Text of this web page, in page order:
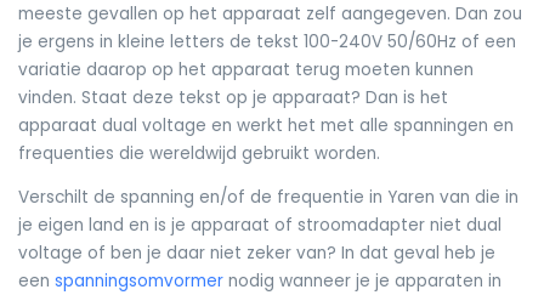
meeste gevallen op het apparaat zelf aangegeven. Dan zou
je ergens in kleine letters de tekst 100-240V 50/60Hz of een
variatie daarop op het apparaat terug moeten kunnen
vinden. Staat deze tekst op je apparaat? Dan is het
apparaat dual voltage en werkt het met alle spanningen en
frequenties die wereldwijd gebruikt worden.
Verschilt de spanning en/of de frequentie in Yaren van die in
je eigen land en is je apparaat of stroomadapter niet dual
voltage of ben je daar niet zeker van? In dat geval heb je
een spanningsomvormer nodig wanneer je je apparaten in